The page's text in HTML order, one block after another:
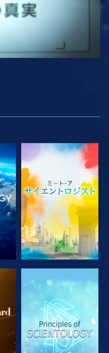
シリーズを探求